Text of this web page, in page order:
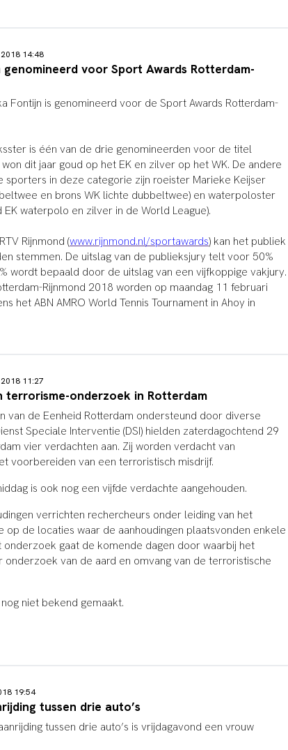
14:48
voor Sport Awards Rotterdam-
Fontijn is genomineerd voor de Sport Awards Rotterdam-
is één van de drie genomineerden voor de titel
dit jaar goud op het EK en zilver op het WK. De andere
sporters in deze categorie zijn roeister Marieke Keijser
en brons WK lichte dubbeltwee) en waterpoloster
EK waterpolo en zilver in de World League).
Rijnmond (www.rijnmond.nl/sportawards) kan het publiek
stemmen. De uitslag van de publieksjury telt voor 50%
wordt bepaald door de uitslag van een vijfkoppige vakjury.
Rijnmond 2018 worden op maandag 11 februari
het ABN AMRO World Tennis Tournament in Ahoy in
11:27
terrorisme-onderzoek in Rotterdam
van de Eenheid Rotterdam ondersteund door diverse
Speciale Interventie (DSI) hielden zaterdagochtend 29
vier verdachten aan. Zij worden verdacht van
voorbereiden van een terroristisch misdrijf.
is ook nog een vijfde verdachte aangehouden.
verrichten rechercheurs onder leiding van het
op de locaties waar de aanhoudingen plaatsvonden enkele
onderzoek gaat de komende dagen door waarbij het
onderzoek van de aard en omvang van de terroristische
niet bekend gemaakt.
19:54
tussen drie auto’s
tussen drie auto’s is vrijdagavond een vrouw